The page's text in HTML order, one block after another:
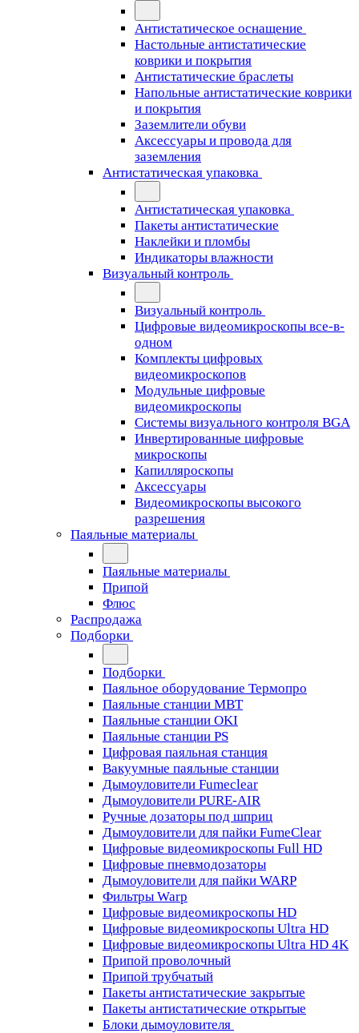
Антистатическое оснащение
Настольные антистатические
коврики и покрытия
Антистатические браслеты
Напольные антистатические коврики
и покрытия
Заземлители обуви
Аксессуары и провода для
заземления
Антистатическая упаковка
Антистатическая упаковка
Пакеты антистатические
Наклейки и пломбы
Индикаторы влажности
Визуальный контроль
Визуальный контроль
Цифровые видеомикроскопы все-в-
одном
Комплекты цифровых
видеомикроскопов
Модульные цифровые
видеомикроскопы
Cистемы визуального контроля BGA
Инвертированные цифровые
микроскопы
Капилляроскопы
Аксессуары
Видеомикроскопы высокого
разрешения
Паяльные материалы
Паяльные материалы
Припой
Флюс
Распродажа
Подборки
Подборки
Паяльное оборудование Термопро
Паяльные станции MBT
Паяльные станции OKI
Паяльные станции PS
Цифровая паяльная станция
Вакуумные паяльные станции
Дымоуловители Fumeclear
Дымоуловители PURE-AIR
Ручные дозаторы под шприц
Дымоуловители для пайки FumeClear
Цифровые видеомикроскопы Full HD
Цифровые пневмодозаторы
Дымоуловители для пайки WARP
Фильтры Warp
Цифровые видеомикроскопы HD
Цифровые видеомикроскопы Ultra HD
Цифровые видеомикроскопы Ultra HD 4K
Припой проволочный
Припой трубчатый
Пакеты антистатические закрытые
Пакеты антистатические открытые
Блоки дымоуловителя